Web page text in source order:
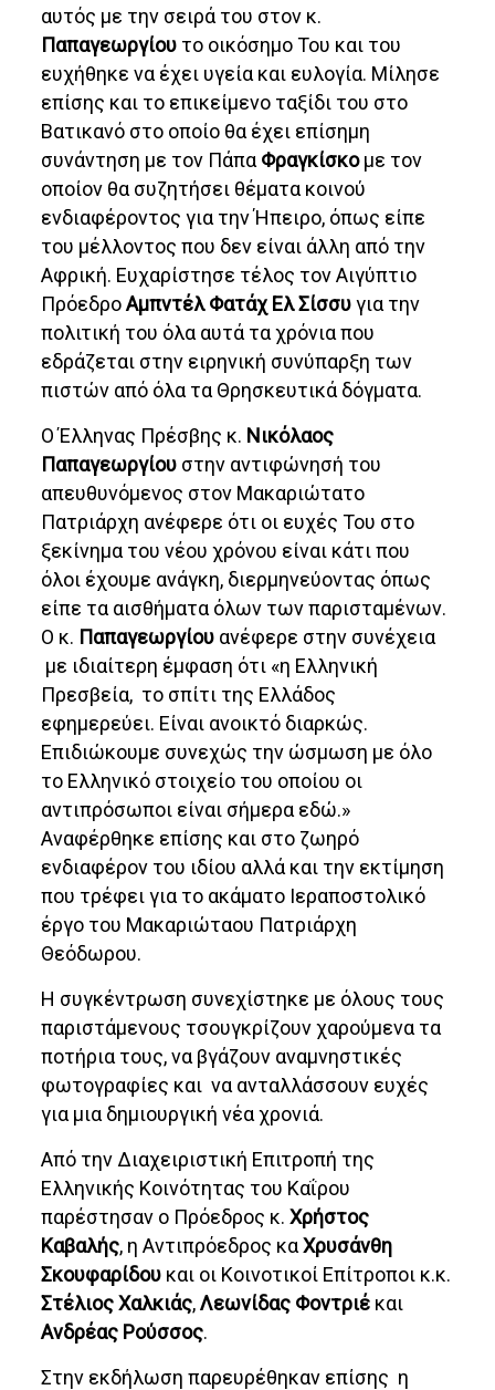
αυτός με την σειρά του στον κ.
Παπαγεωργίου το οικόσημο Του και του
ευχήθηκε να έχει υγεία και ευλογία. Μίλησε
επίσης και το επικείμενο ταξίδι του στο
Βατικανό στο οποίο θα έχει επίσημη
συνάντηση με τον Πάπα Φραγκίσκομε τον
οποίον θα συζητήσει θέματα κοινού
ενδιαφέροντος για την Ήπειρο, όπως είπε
του μέλλοντος που δεν είναι άλλη από την
Αφρική. Ευχαρίστησε τέλος τον Αιγύπτιο
ΠρόεδροΑμπντέλ Φατάχ Ελ Σίσσυγια την
πολιτική του όλα αυτά τα χρόνια που
εδράζεται στην ειρηνική συνύπαρξη των
πιστών από όλα τα Θρησκευτικά δόγματα.
Ο Έλληνας Πρέσβης κ. Νικόλαος
Παπαγεωργίου στην αντιφώνησή του
απευθυνόμενος στον Μακαριώτατο
Πατριάρχη ανέφερε ότι οι ευχές Του στο
ξεκίνημα του νέου χρόνου είναι κάτι που
όλοι έχουμε ανάγκη, διερμηνεύοντας όπως
είπε τα αισθήματα όλων των παρισταμένων.
Ο κ. Παπαγεωργίου ανέφερε στην συνέχεια
με ιδιαίτερη έμφαση ότι «η Ελληνική
Πρεσβεία, το σπίτι της Ελλάδος
εφημερεύει. Είναι ανοικτό διαρκώς.
Επιδιώκουμε συνεχώς την ώσμωση με όλο
το Ελληνικό στοιχείο του οποίου οι
αντιπρόσωποι είναι σήμερα εδώ.»
Αναφέρθηκε επίσης και στο ζωηρό
ενδιαφέρον του ιδίου αλλά και την εκτίμηση
που τρέφει για το ακάματο Ιεραποστολικό
έργο του Μακαριώταου Πατριάρχη
Θεόδωρου.
Η συγκέντρωση συνεχίστηκε με όλους τους
παριστάμενους τσουγκρίζουν χαρούμενα τα
ποτήρια τους, να βγάζουν αναμνηστικές
φωτογραφίες και να ανταλλάσσουν ευχές
για μια δημιουργική νέα χρονιά.
Από την Διαχειριστική Επιτροπή της
Ελληνικής Κοινότητας του Καΐρου
παρέστησαν ο Πρόεδρος κ.Χρήστος
Καβαλής, η Αντιπρόεδρος καΧρυσάνθη
Σκουφαρίδου και οι Κοινοτικοί Επίτροποι κ.κ.
Στέλιος Χαλκιάς,Λεωνίδας Φοντριέ και
Ανδρέας Ρούσσος.
Στην εκδήλωση παρευρέθηκαν επίσης η